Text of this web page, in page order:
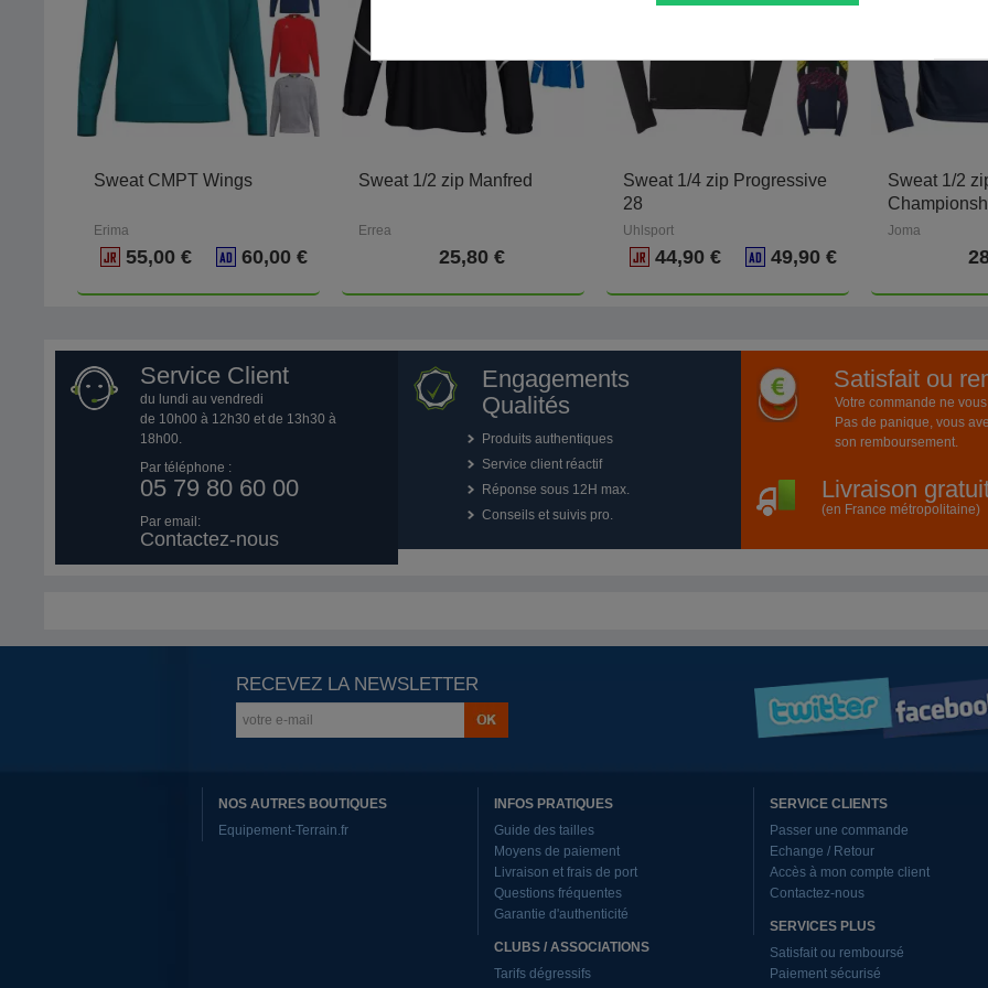
Sweat CMPT Wings
Erima
55,00 € 60,00 €
Sweat 1/2 zip Manfred
Errea
25,80 €
Sweat 1/4 zip Progressive
28
Uhlsport
44,90 € 49,90 €
Sweat 1/2
Joma
Service Client
du lundi au vendredi
de 10h00 à 12h30 et de 13h30 à
18h00.
Par téléphone :
05 79 80 60 00
Par email:
Contactez-nous
Engagements
Qualités
Produits authentiques
Service client réactif
Réponse sous 12H max.
Conseils et suivis pro.
Satisfait ou
Votre commande ne
Pas de panique, vous
son remboursement.
Livraison
(en France métropolitaine)
RECEVEZ LA NEWSLETTER
NOS AUTRES BOUTIQUES
Equipement-Terrain.fr
INFOS PRATIQUES
Guide des tailles
Moyens de paiement
Livraison et frais de port
Questions fréquentes
Garantie d'authenticité
CLUBS / ASSOCIATIONS
Tarifs dégressifs
SERVICE CLIENTS
Passer une commande
Echange / Retour
Accès à mon compte client
Contactez-nous
SERVICES PLUS
Satisfait ou remboursé
Paiement sécurisé